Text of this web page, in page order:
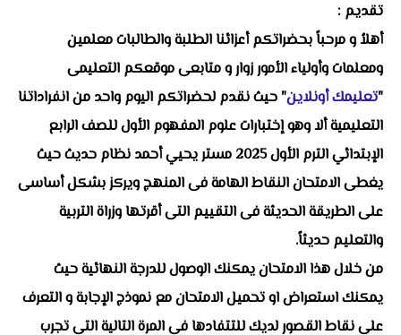
تقديم :
أهلاُ و مرحباً بحضراتكم أعزائنا الطلبة والطالبات معلمين
ومعلمات وأولياء الأمور زوار و متابعى موقعكم التعليمى
"تعليمك أونلاين" حيث نقدم لحضراتكم اليوم واحد من انفراداتنا
التعليمية ألا وهو إختبارات علوم المفهوم الأول للصف الرابع
الإبتدائي الترم الأول 2025 مستر يحيي أحمد نظام حديث حيث
يغطى الامتحان النقاط الهامة فى المنهج ويركز بشكل أساسى
على الطريقة الحديثة فى التقييم التى أقرتها وزراة التربية
والتعليم حديثاً.
من خلال هذا الامتحان يمكنك الوصول للدرجة النهائية حيث
يمكنك استعراض او تحميل الامتحان مع نموذج الإجابة و التعرف
على نقاط القصور لديك للتتفادها فى المرة التالية التى تجرب